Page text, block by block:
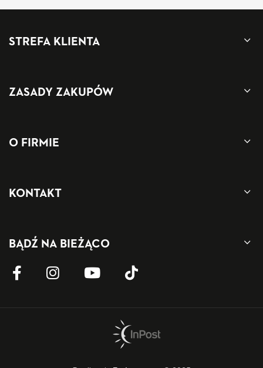
STREFA KLIENTA
ZASADY ZAKUPÓW
O FIRMIE
KONTAKT
BĄDŹ NA BIEŻĄCO